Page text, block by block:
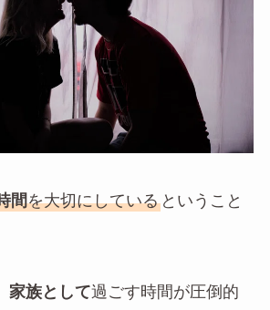
間を大切にしているということ
家族として過ごす時間が圧倒的